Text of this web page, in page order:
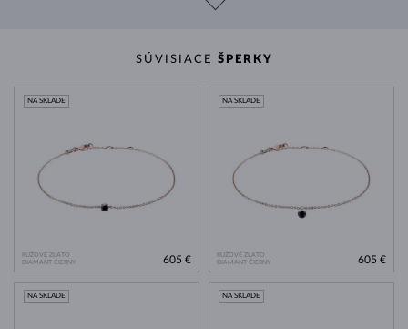
SÚVISIACE ŠPERKY
RUŽOVÉ ZLATO
DIAMANT ČIERNY
NA SKLADE
605 €
RUŽOVÉ ZLATO
DIAMANT ČIERNY
NA SKLADE
605 €
NA SKLADE NA SKLADE